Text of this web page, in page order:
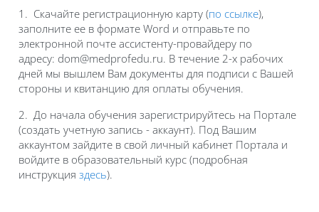
1. Скачайте регистрационную карту (по ссылке),
заполните ее в формате Word и отправьте по
электронной почте ассистенту-провайдеру по
адресу: dom@medprofedu.ru. В течение 2-х рабочих
дней мы вышлем Вам документы для подписи с Вашей
стороны и квитанцию для оплаты обучения.
2. До начала обучения зарегистрируйтесь на Портале
(создать учетную запись - аккаунт). Под Вашим
аккаунтом зайдите в свой личный кабинет Портала и
войдите в образовательный курс (подробная
инструкция здесь).